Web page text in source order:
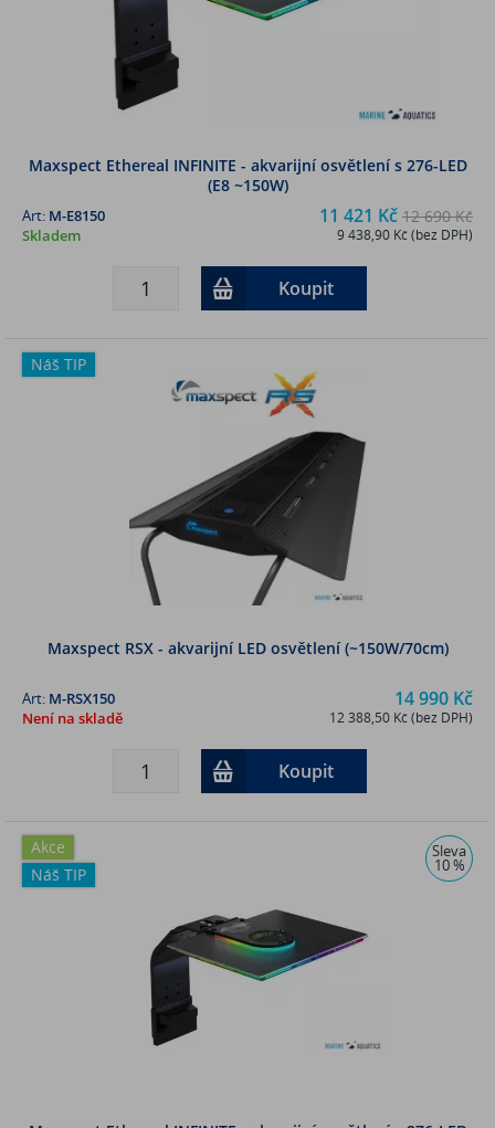
Maxspect Ethereal INFINITE - akvarijní osvětlení s 276-LED
(E8 ~150W)
11 421 Kč 12 690 Kč
9 438,90 Kč (bez DPH)
Art: M-E8150
Skladem
Koupit
Náš TIP
Maxspect RSX - akvarijní LED osvětlení (~150W/70cm)
14 990 Kč
12 388,50 Kč (bez DPH)
Art: M-RSX150
Není na skladě
Koupit
Akce
Náš TIP
Sleva
10 %